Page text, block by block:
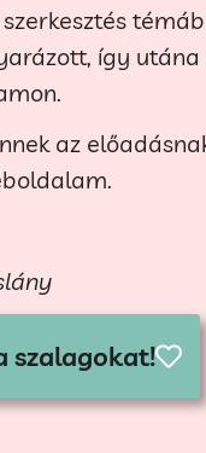
így
az
szalagokat!